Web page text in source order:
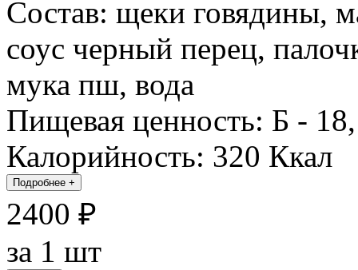
Состав: щеки говядины,
соус черный перец,
мука пш, вода
Пищевая ценность: Б -
Калорийность: 320 Ккал
Подробнее +
2400 ₽
за 1 шт